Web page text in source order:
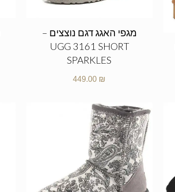
מגפי האגג דגם נוצצים –
UGG 3161 SHORT
SPARKLES
449.00 ₪